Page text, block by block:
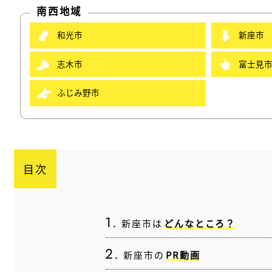
南西地域
和光市 新座市
志木市 富士見市
ふじみ野市
目次
新座市は どんなところ？
新座市の PR動画